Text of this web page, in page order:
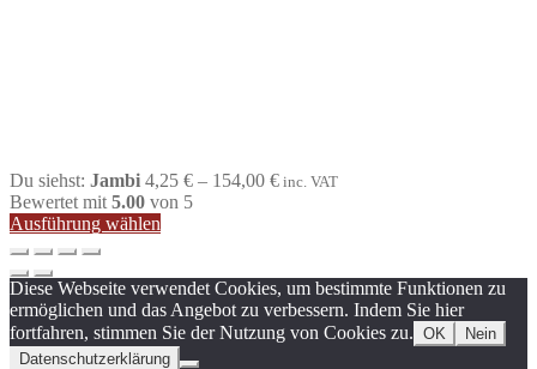
Du siehst: Jambi 4,25 € – 154,00 €Preisspanne:
inc. VAT
Bewertet mit 5.00 von 5
Ausführung wählen
Diese Webseite verwendet Cookies, um bestimmte Funktionen zu
ermöglichen und das Angebot zu verbessern. Indem Sie hier
fortfahren, stimmen Sie der Nutzung von Cookies zu. OK
Nein
Datenschutzerklärung